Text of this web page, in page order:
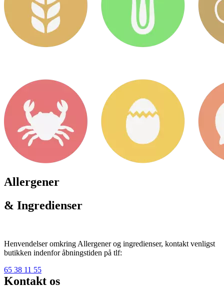
Allergener
& Ingredienser
Henvendelser omkring Allergener og ingredienser, kontakt venligst
butikken indenfor åbningstiden på tlf:
65 38 11 55
Kontakt os